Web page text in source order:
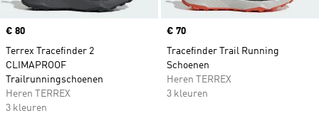
Price
€ 80
Terrex Tracefinder 2
CLIMAPROOF
Trailrunningschoenen
Heren TERREX
3 kleuren
Price
€ 70
Tracefinder Trail Running
Schoenen
Heren TERREX
3 kleuren